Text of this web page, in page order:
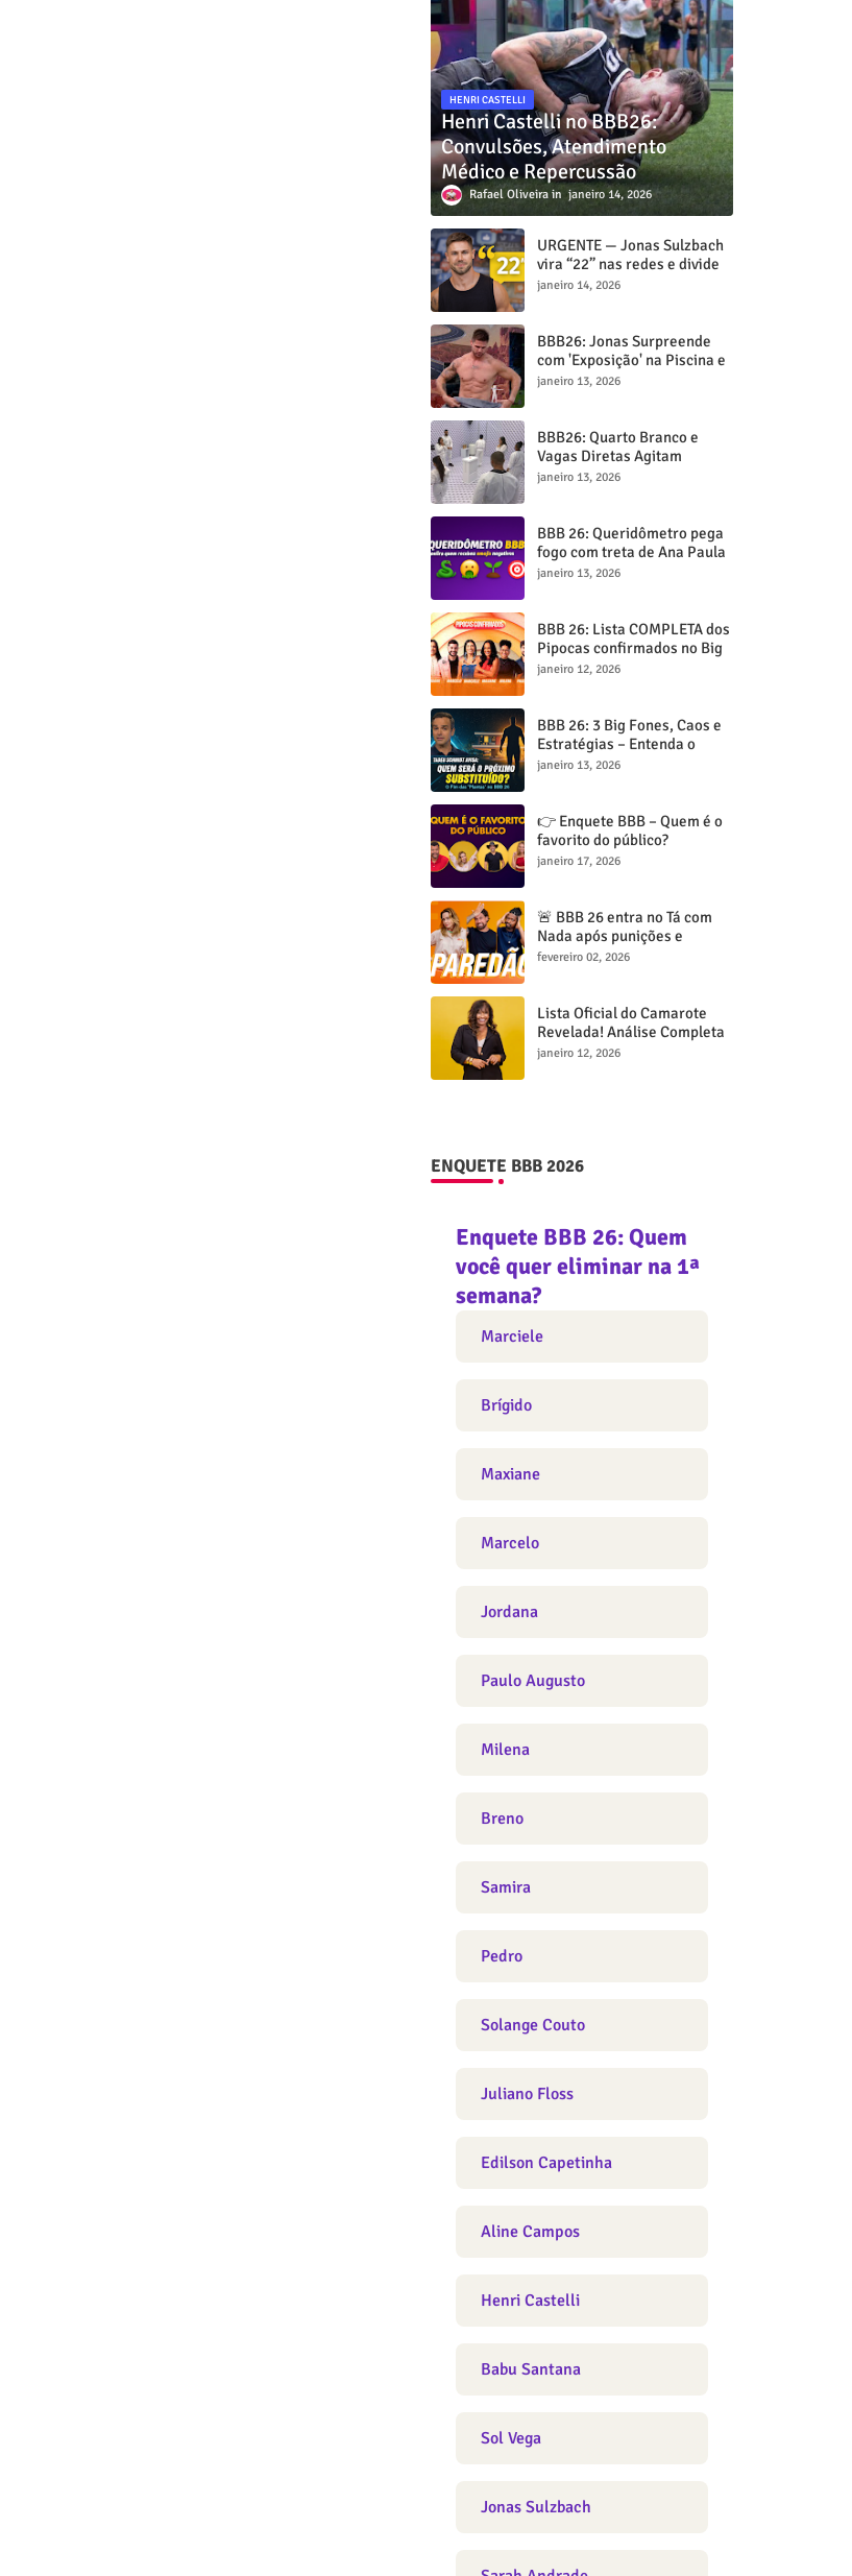
HENRI CASTELLI
Henri Castelli no BBB26:
Convulsões, Atendimento
Médico e Repercussão
Rafael Oliveira janeiro 14, 2026
URGENTE — Jonas Sulzbach
vira “22” nas redes e divide
opiniões entre fãs e críticos
janeiro 14, 2026
BBB26: Jonas Surpreende
com 'Exposição' na Piscina e
Viraliza
janeiro 13, 2026
BBB26: Quarto Branco e
Vagas Diretas Agitam
Estreia!
janeiro 13, 2026
BBB 26: Queridômetro pega
fogo com treta de Ana Paula
e Aline Campos!
janeiro 13, 2026
BBB 26: Lista COMPLETA dos
Pipocas confirmados no Big
Brother Brasil
janeiro 12, 2026
BBB 26: 3 Big Fones, Caos e
Estratégias – Entenda o
Jogo!
janeiro 13, 2026
👉 Enquete BBB – Quem é o
favorito do público?
janeiro 17, 2026
🚨 BBB 26 entra no Tá com
Nada após punições e
paredão entre Ana Paula,
fevereiro 02, 2026
Lista Oficial do Camarote
Revelada! Análise Completa
dos Participantes
janeiro 12, 2026
ENQUETE BBB 2026
Enquete BBB 26: Quem
você quer eliminar na 1ª
semana?
Marciele
Brígido
Maxiane
Marcelo
Jordana
Paulo Augusto
Milena
Breno
Samira
Pedro
Solange Couto
Juliano Floss
Edilson Capetinha
Aline Campos
Henri Castelli
Babu Santana
Sol Vega
Jonas Sulzbach